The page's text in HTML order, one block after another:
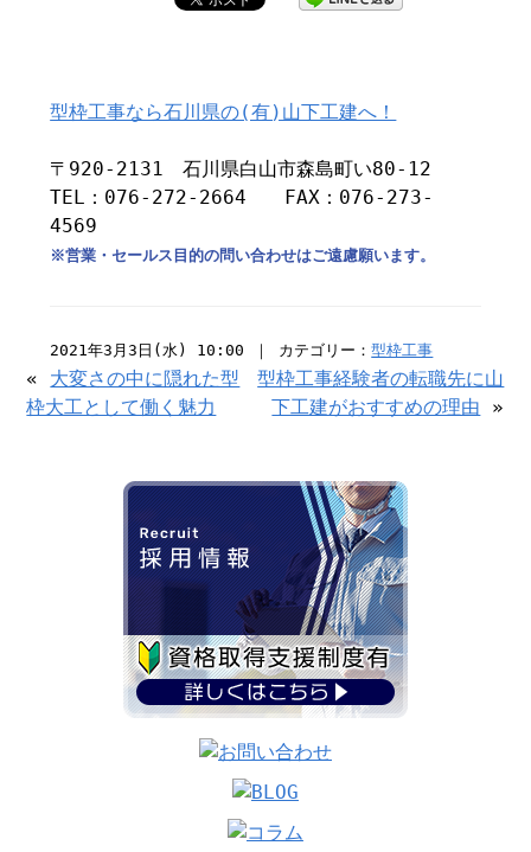
型枠工事なら石川県の(有)山下工建へ！
〒920-2131 石川県白山市森島町い80-12
TEL：076-272-2664 FAX：076-273-
4569
※営業・セールス目的の問い合わせはご遠慮願います。
2021年3月3日(水) 10:00 ｜ カテゴリー：型枠工事
« 大変さの中に隠れた型
枠大工として働く魅力
型枠工事経験者の転職先に山
下工建がおすすめの理由 »